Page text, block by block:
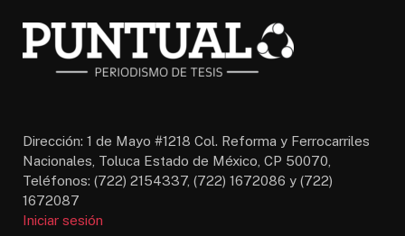
Dirección: 1 de Mayo #1218 Col. Reforma y Ferrocarriles
Nacionales, Toluca Estado de México, CP 50070,
Teléfonos: (722) 2154337, (722) 1672086 y (722)
1672087
Iniciar sesión